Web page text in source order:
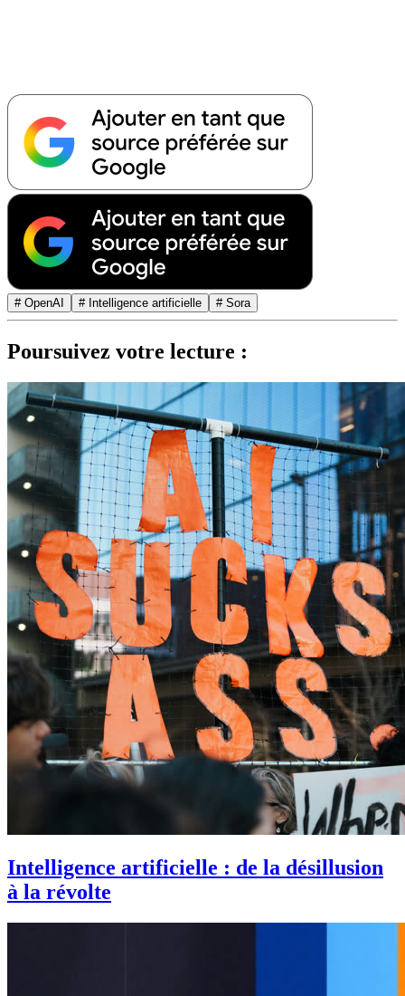
# OpenAI # Intelligence artificielle # Sora
Poursuivez votre lecture :
Intelligence artificielle : de la désillusion
à la révolte